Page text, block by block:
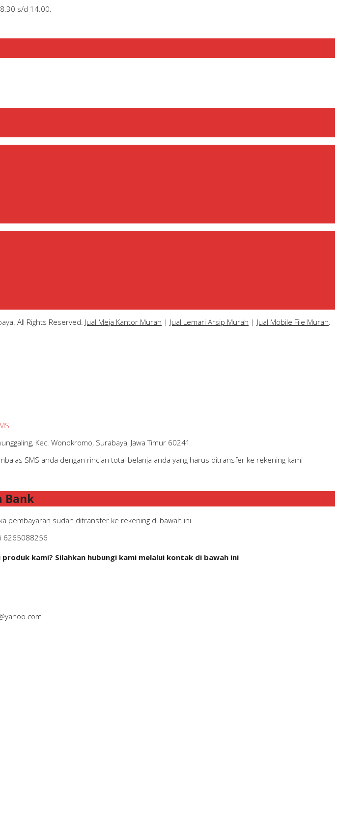
s/d 14.00.
All Rights Reserved. Jual Meja Kantor Murah | Jual Lemari Arsip Murah | Jual Mobile File Murah.
Kec. Wonokromo, Surabaya, Jawa Timur 60241
SMS anda dengan rincian total belanja anda yang harus ditransfer ke rekening kami
Bank
pembayaran sudah ditransfer ke rekening di bawah ini.
6265088256
kami? Silahkan hubungi kami melalui kontak di bawah ini